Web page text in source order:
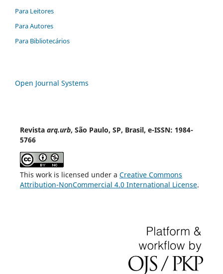
Para Leitores
Para Autores
Para Bibliotecários
Open Journal Systems
Revista arq.urb, São Paulo, SP, Brasil, e-ISSN: 1984-
5766
This work is licensed under a Creative Commons
Attribution-NonCommercial 4.0 International License.